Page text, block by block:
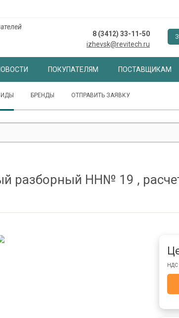
8 (3412) 33-11-50
izhevsk@revitech.ru
ПОКУПАТЕЛЯМ ПОСТАВЩИКАМ
БРЕНДЫ ОТПРАВИТЬ ЗАЯВКУ
разборный НН№ 19 ,
НДС